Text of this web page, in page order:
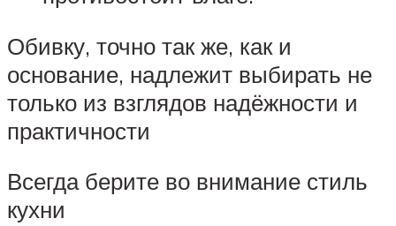
Обивку, точно так же, как и
основание, надлежит выбирать не
только из взглядов надёжности и
практичности
Всегда берите во внимание стиль
кухни